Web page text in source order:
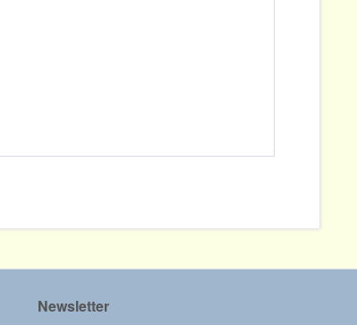
Newsletter